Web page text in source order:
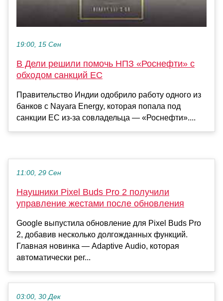
19:00, 15 Сен
В Дели решили помочь НПЗ «Роснефти» с
обходом санкций ЕС
Правительство Индии одобрило работу одного из
банков с Nayara Energy, которая попала под
санкции ЕС из-за совладельца — «Роснефти»....
11:00, 29 Сен
Наушники Pixel Buds Pro 2 получили
управление жестами после обновления
Google выпустила обновление для Pixel Buds Pro
2, добавив несколько долгожданных функций.
Главная новинка — Adaptive Audio, которая
автоматически рег...
03:00, 30 Дек